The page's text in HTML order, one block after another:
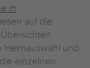
in
auf die
Heimauswahl und
einzelnen